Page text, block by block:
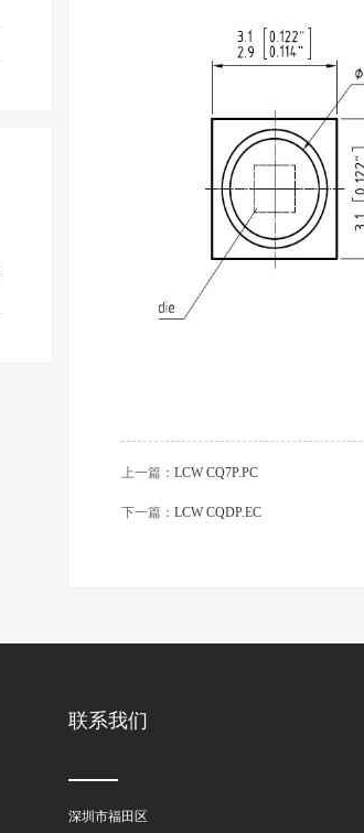
上一篇： LCW CQ7P.PC
下一篇： LCW CQDP.EC
联系我们
深圳市福田区